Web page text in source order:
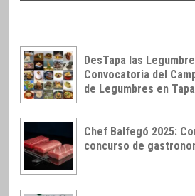
DesTapa las
Convocatoria del
de Legumbres en
Chef Balfegó 2025:
concurso de